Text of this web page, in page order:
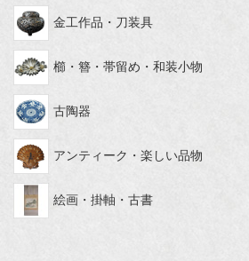
金工作品・刀装具
櫛・簪・帯留め・和装小物
古陶器
アンティーク・楽しい品物
絵画・掛軸・古書